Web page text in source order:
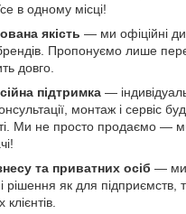
в одному місці!
якість — ми офіційні
Пропонуємо лише
довго.
підтримка —
монтаж і сервіс
Ми не просто продаємо —
та приватних осіб — ми
рішення як для підприємств,